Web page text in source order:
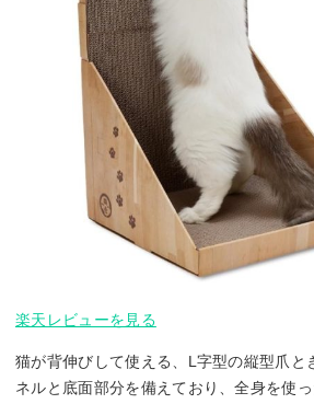
楽天レビューを見る
猫が背伸びして使える、L字型の縦型爪と
ネルと底面部分を備えており、全身を使っ